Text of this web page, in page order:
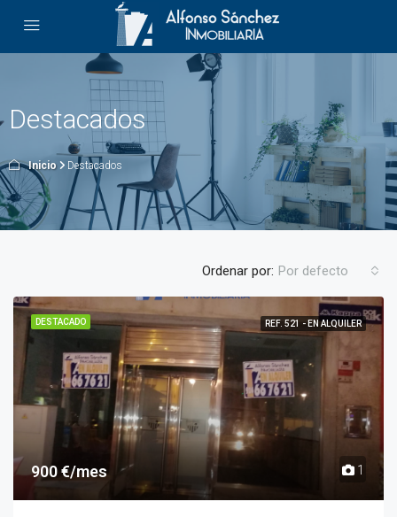
Destacados
Inicio Destacados
Ordenar por: Por defecto
DESTACADO REF. 521 - EN ALQUILER
900 €/mes 1